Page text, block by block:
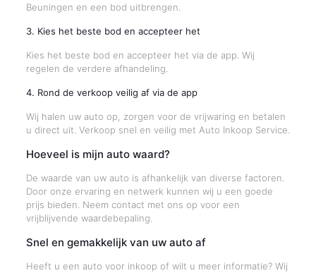
Beuningen en een bod uitbrengen.
3. Kies het beste bod en accepteer het
Kies het beste bod en accepteer het via de app. Wij
regelen de verdere afhandeling.
4. Rond de verkoop veilig af via de app
Wij halen uw auto op, zorgen voor de vrijwaring en betalen
u direct uit. Verkoop snel en veilig met Auto Inkoop Service.
Hoeveel is mijn auto waard?
De waarde van uw auto is afhankelijk van diverse factoren.
Door onze ervaring en netwerk kunnen wij u een goede
prijs bieden. Neem contact met ons op voor een
vrijblijvende waardebepaling.
Snel en gemakkelijk van uw auto af
Heeft u een auto voor inkoop of wilt u meer informatie? Wij